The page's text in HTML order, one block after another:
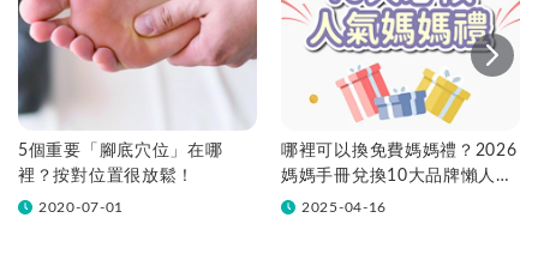
5個重要「腳底穴位」在哪
裡？按對位置很放鬆！
2020-07-01
哪裡可以換免費媽媽禮？2026
媽媽手冊兌換10大品牌懶人包
一次看！
2025-04-16